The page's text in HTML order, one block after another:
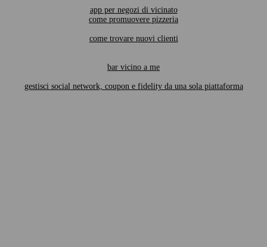
app per negozi di vicinato
come promuovere pizzeria
come trovare nuovi clienti
bar vicino a me
gestisci social network, coupon e fidelity da una sola piattaforma